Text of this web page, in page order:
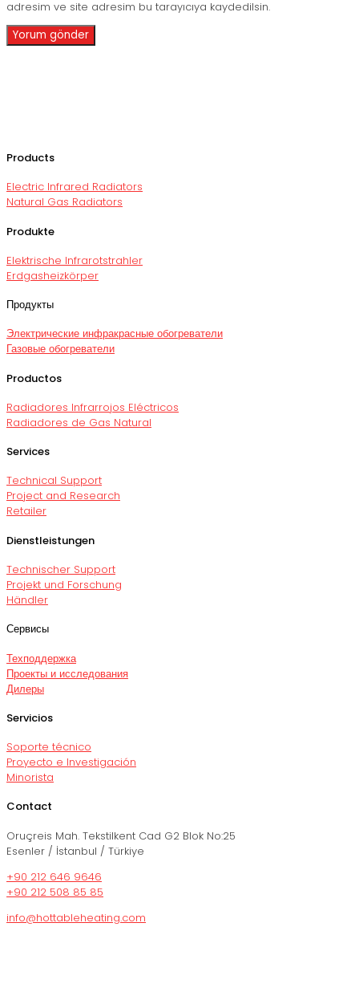
adresim ve site adresim bu tarayıcıya kaydedilsin.
Products
Electric Infrared Radiators
Natural Gas Radiators
Produkte
Elektrische Infrarotstrahler
Erdgasheizkörper
Продукты
Электрические инфракрасные обогреватели
Газовые обогреватели
Productos
Radiadores Infrarrojos Eléctricos
Radiadores de Gas Natural
Services
Technical Support
Project and Research
Retailer
Dienstleistungen
Technischer Support
Projekt und Forschung
Händler
Сервисы
Техподдержка
Проекты и исследования
Дилеры
Servicios
Soporte técnico
Proyecto e Investigación
Minorista
Contact
Oruçreis Mah. Tekstilkent Cad G2 Blok No:25
Esenler / İstanbul / Türkiye
+90 212 646 9646
+90 212 508 85 85
info@hottableheating.com